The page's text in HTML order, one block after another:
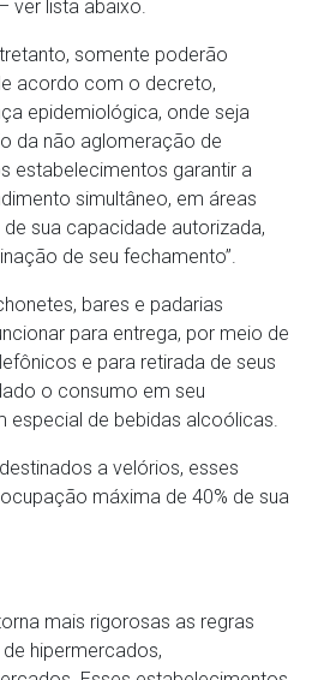
ver lista abaixo.
somente poderão
acordo com o decreto,
epidemiológica, onde seja
da não aglomeração de
estabelecimentos garantir a
simultâneo, em áreas
sua capacidade autorizada,
de seu fechamento”.
bares e padarias
para entrega, por meio de
e para retirada de seus
o consumo em seu
especial de bebidas alcoólicas.
a velórios, esses
máxima de 40% de sua
mais rigorosas as regras
hipermercados,